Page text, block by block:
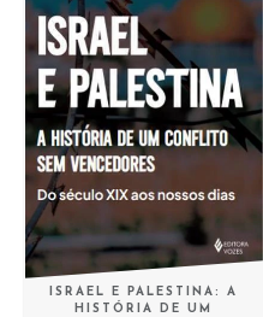
ISRAEL E PALESTINA: A
HISTÓRIA DE UM